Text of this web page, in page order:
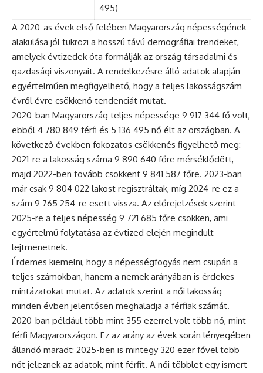
495)
A 2020-as évek első felében Magyarország népességének
alakulása jól tükrözi a hosszú távú demográfiai trendeket,
amelyek évtizedek óta formálják az ország társadalmi és
gazdasági viszonyait. A rendelkezésre álló adatok alapján
egyértelműen megfigyelhető, hogy a teljes lakosságszám
évről évre csökkenő tendenciát mutat.
2020-ban Magyarország teljes népessége 9 917 344 fő volt,
ebből 4 780 849 férfi és 5 136 495 nő élt az országban. A
következő években fokozatos csökkenés figyelhető meg:
2021-re a lakosság száma 9 890 640 főre mérséklődött,
majd 2022-ben tovább csökkent 9 841 587 főre. 2023-ban
már csak 9 804 022 lakost regisztráltak, míg 2024-re ez a
szám 9 765 254-re esett vissza. Az előrejelzések szerint
2025-re a teljes népesség 9 721 685 főre csökken, ami
egyértelmű folytatása az évtized elején megindult
lejtmenetnek.
Érdemes kiemelni, hogy a népességfogyás nem csupán a
teljes számokban, hanem a nemek arányában is érdekes
mintázatokat mutat. Az adatok szerint a női lakosság
minden évben jelentősen meghaladja a férfiak számát.
2020-ban például több mint 355 ezerrel volt több nő, mint
férfi Magyarországon. Ez az arány az évek során lényegében
állandó maradt: 2025-ben is mintegy 320 ezer fővel több
nőt jeleznek az adatok, mint férfit. A női többlet egy ismert